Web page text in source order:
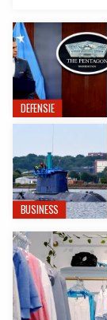
DEFENSIE
BUSINESS